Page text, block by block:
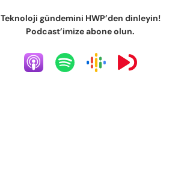
Teknoloji gündemini HWP’den dinleyin!
Podcast’imize abone olun.